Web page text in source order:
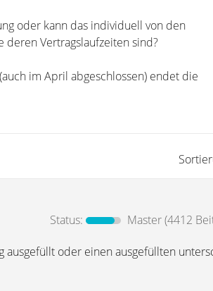
oder kann das individuell von den
deren Vertragslaufzeiten sind?
im April abgeschlossen) endet die
Status:
Master(4412
ausgefüllt oder einen ausgefüllten